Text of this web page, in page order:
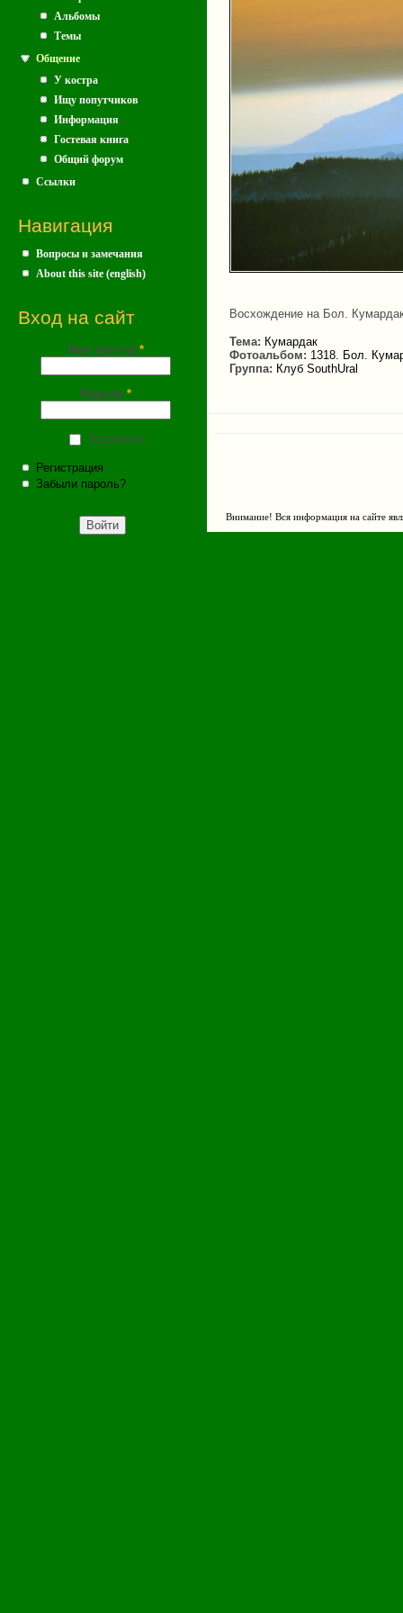
Альбомы
Темы
Общение
У костра
Ищу попутчиков
Информация
Гостевая книга
Общий форум
Ссылки
Навигация
Вопросы и замечания
About this site (english)
Вход на сайт
Имя (почта) *
Пароль *
Запомнить
Регистрация
Забыли пароль?
Восхождение на Бол.
Тема: Кумардак
Фотоальбом: 1318. Бол.
Группа: Клуб SouthUral
Внимание! Вся информация на сайте